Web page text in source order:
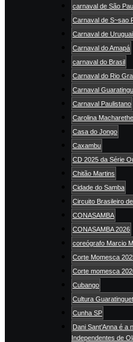
carnaval de São
Carnaval de S~sao
Carnaval de
Carnaval do Amapá
carnaval do Brasil
Carnaval do Rio
Carnaval
Carnaval Paulistano
Carolina Macharethe
Casa do Jongo
Caxambu
CD 2025 da Série
Chitão Martins
Cidade do Samba
Circuito Brasileiro
CONASAMBA
CONASAMBA 2026
coreógrafo Marcio
Corte Momesca
Corte momesca
Cubango
Cultura
Cunha SP
Dani Sant’Anna é a
Independentes de